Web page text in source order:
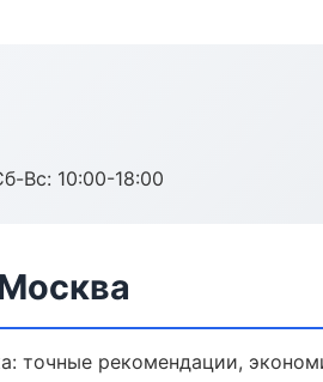
Вс: 10:00-18:00
точные рекомендации,